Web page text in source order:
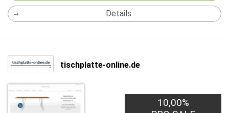
Details
tischplatte-online.de
10,00%